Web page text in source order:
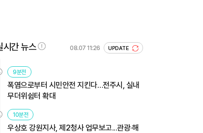
시간 뉴스 08.07 11:26 UPDATE
9분전
폭염으로부터 시민안전 지킨다…전주시, 실내
무더위쉼터 확대
10분전
우상호 강원지사, 제2청사 업무보고...관광·해